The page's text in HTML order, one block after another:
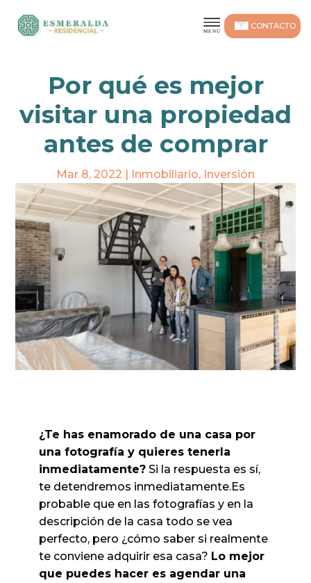
Por qué es mejor
visitar una propiedad
antes de comprar
Mar 8, 2022 | Inmobiliario, Inversión
¿Te has enamorado de una casa por
una fotografía y quieres tenerla
inmediatamente? Si la respuesta es sí,
te detendremos inmediatamente.Es
probable que en las fotografías y en la
descripción de la casa todo se vea
perfecto, pero ¿cómo saber si realmente
te conviene adquirir esa casa? Lo mejor
que puedes hacer es agendar una
CONTACTO